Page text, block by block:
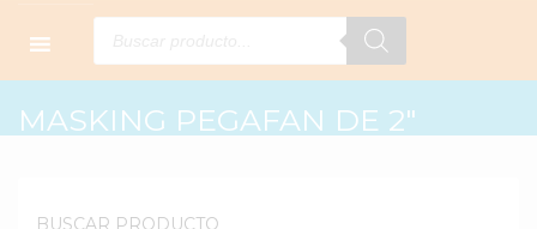
Products
MASKING PEGAFAN DE 2″
BUSCAR PRODUCTO